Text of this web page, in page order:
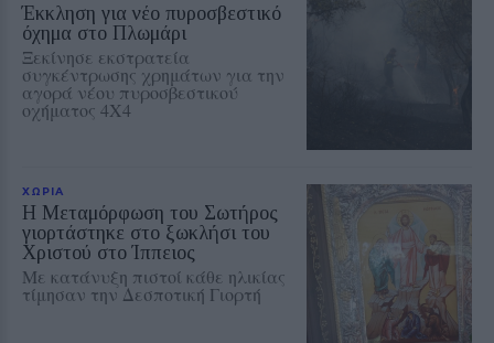
Έκκληση για νέο πυροσβεστικό
όχημα στο Πλωμάρι
Ξεκίνησε εκστρατεία
συγκέντρωσης χρημάτων για την
αγορά νέου πυροσβεστικού
οχήματος 4Χ4
ΧΩΡΙΑ
Η Μεταμόρφωση του Σωτήρος
γιορτάστηκε στο ξωκλήσι του
Χριστού στο Ίππειος
Με κατάνυξη πιστοί κάθε ηλικίας
τίμησαν την Δεσποτική Γιορτή